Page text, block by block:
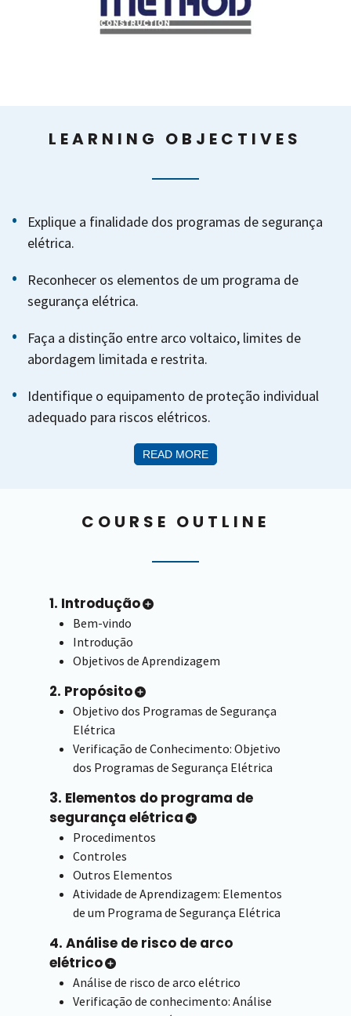
LEARNING OBJECTIVES
Explique a finalidade dos programas de segurança
elétrica.
Reconhecer os elementos de um programa de
segurança elétrica.
Faça a distinção entre arco voltaico, limites de
abordagem limitada e restrita.
Identifique o equipamento de proteção individual
adequado para riscos elétricos.
READ MORE
COURSE OUTLINE
1. Introdução
Bem-vindo
Introdução
Objetivos de Aprendizagem
2. Propósito
Objetivo dos Programas de Segurança
Elétrica
Verificação de Conhecimento: Objetivo
dos Programas de Segurança Elétrica
3. Elementos do programa de
segurança elétrica
Procedimentos
Controles
Outros Elementos
Atividade de Aprendizagem: Elementos
de um Programa de Segurança Elétrica
4. Análise de risco de arco
elétrico
Análise de risco de arco elétrico
Verificação de conhecimento: Análise